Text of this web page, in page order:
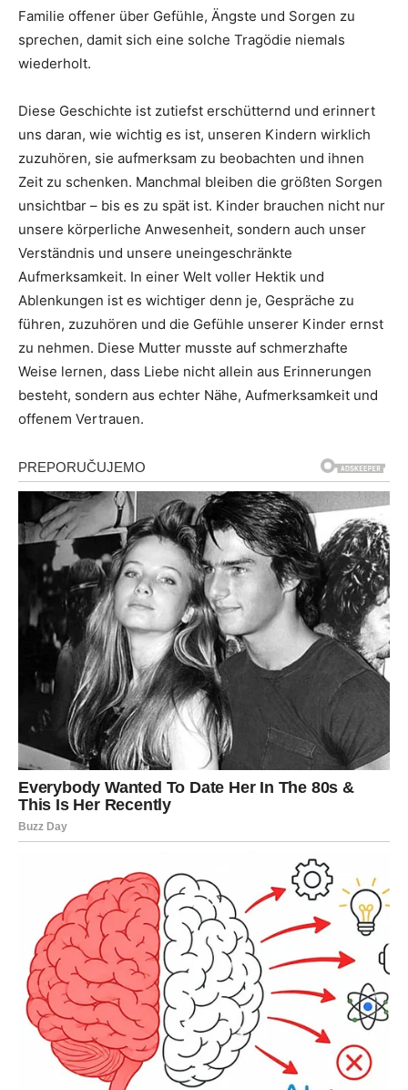
Familie offener über Gefühle, Ängste und Sorgen zu
sprechen, damit sich eine solche Tragödie niemals
wiederholt.
Diese Geschichte ist zutiefst erschütternd und erinnert
uns daran, wie wichtig es ist, unseren Kindern wirklich
zuzuhören, sie aufmerksam zu beobachten und ihnen
Zeit zu schenken. Manchmal bleiben die größten Sorgen
unsichtbar – bis es zu spät ist. Kinder brauchen nicht nur
unsere körperliche Anwesenheit, sondern auch unser
Verständnis und unsere uneingeschränkte
Aufmerksamkeit. In einer Welt voller Hektik und
Ablenkungen ist es wichtiger denn je, Gespräche zu
führen, zuzuhören und die Gefühle unserer Kinder ernst
zu nehmen. Diese Mutter musste auf schmerzhafte
Weise lernen, dass Liebe nicht allein aus Erinnerungen
besteht, sondern aus echter Nähe, Aufmerksamkeit und
offenem Vertrauen.